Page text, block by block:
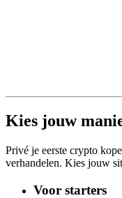
Kies jouw
Privé je eerste crypto
verhandelen. Kies jouw
Voor starters